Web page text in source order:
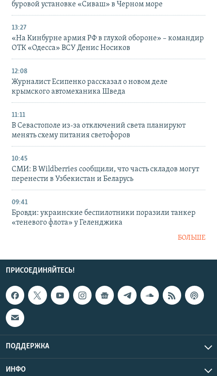
буровой установке «Сиваш» в Черном море
13:27
«На Кинбурне армия РФ в глухой обороне» – командир
ОТК «Одесса» ВСУ Денис Носиков
12:08
Журналист Есипенко рассказал о новом деле
крымского автомеханика Шведа
11:11
В Севастополе из-за отключений света планируют
менять схему питания светофоров
10:45
СМИ: В Wildberries сообщили, что часть складов могут
перенести в Узбекистан и Беларусь
09:41
Бровди: украинские беспилотники поразили танкер
«теневого флота» у Геленджика
БОЛЬШЕ
ПРИСОЕДИНЯЙТЕСЬ!
ПОДДЕРЖКА
ИНФО